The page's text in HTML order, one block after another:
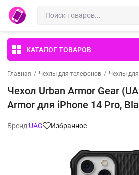
КАТАЛОГ ТОВАРОВ
Главная / Чехлы для телефонов / Чехлы
Чехол Urban Armor Gear
Armor для iPhone 14 Pro,
Бренд:UAG Избранное